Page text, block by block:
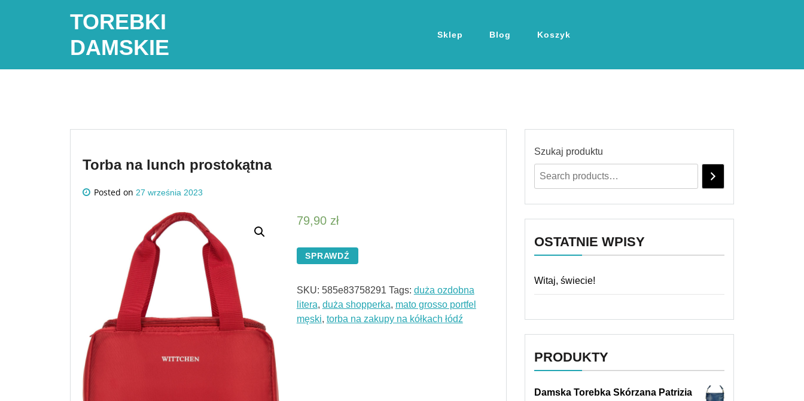
TOREBKI
DAMSKIE
Sklep Blog Koszyk
Torba na lunch prostokątna
Posted on 27 września 2023
79,90 zł
SPRAWDŹ
SKU: 585e83758291 Tags: duża ozdobna
litera, duża shopperka, mato grosso portfel
męski, torba na zakupy na kółkach łódź
Szukaj produktu
OSTATNIE WPISY
Witaj, świecie!
PRODUKTY
Damska Torebka Skórzana Patrizia